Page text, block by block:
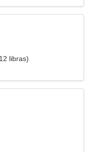
libras)